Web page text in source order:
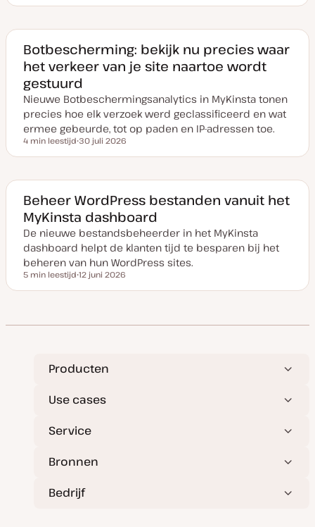
a
v
a
n
u
p
d
a
e
Botbescherming: bekijk nu precies waar
het verkeer van je site naartoe wordt
gestuurd
Nieuwe Botbeschermingsanalytics in MyKinsta tonen
precies hoe elk verzoek werd geclassificeerd en wat
ermee gebeurde, tot op paden en IP-adressen toe.
Leestijd
4 min leestijd
a
v
a
n
u
p
a
t
e
30 juli 2026
Beheer WordPress bestanden vanuit het
MyKinsta dashboard
De nieuwe bestandsbeheerder in het MyKinsta
dashboard helpt de klanten tijd te besparen bij het
beheren van hun WordPress sites.
Leestijd
5 min leestijd
a
v
p
d
e
12 juni 2026
Producten
Use cases
Service
Bronnen
Bedrijf